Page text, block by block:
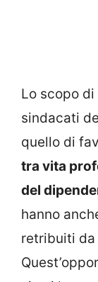
Lo scopo
sindacati
quello di
tra vita
del
hanno
retribuiti da